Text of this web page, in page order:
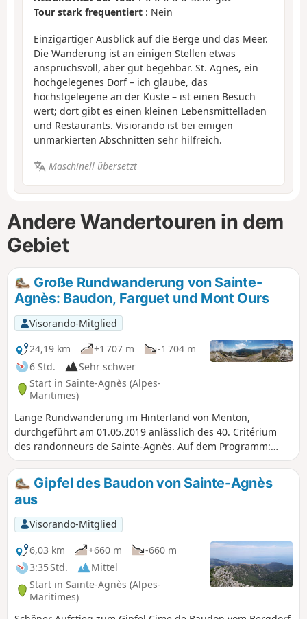
Tour stark frequentiert : Nein
Einzigartiger Ausblick auf die Berge und das Meer.
Die Wanderung ist an einigen Stellen etwas
anspruchsvoll, aber gut begehbar. St. Agnes, ein
hochgelegenes Dorf – ich glaube, das
höchstgelegene an der Küste – ist einen Besuch
wert; dort gibt es einen kleinen Lebensmittelladen
und Restaurants. Visiorando ist bei einigen
unmarkierten Abschnitten sehr hilfreich.
Maschinell übersetzt
Andere Wandertouren in dem
Gebiet
Große Rundwanderung von Sainte-
Agnès: Baudon, Farguet und Mont Ours
Visorando-Mitglied
24,19 km
+1 707 m
-1 704 m
6 Std.
Sehr schwer
Start in Sainte-Agnès (Alpes-
Maritimes)
Lange Rundwanderung im Hinterland von Menton,
durchgeführt am 01.05.2019 anlässlich des 40. Critérium
des randonneurs de Sainte-Agnès. Auf dem Programm:
Aufstieg auf die Cime du Baudon, den Col du Farguet und
den Mont Ours.
Gipfel des Baudon von Sainte-Agnès
aus
Visorando-Mitglied
6,03 km
+660 m
-660 m
3:35 Std.
Mittel
Start in Sainte-Agnès (Alpes-
Maritimes)